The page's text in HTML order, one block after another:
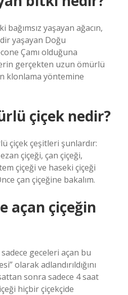
yaşayan ağacın,
yaşayan Doğu
Çamı olduğuna
gerçekten uzun ömürlü
klonlama yöntemine
çiçek nedir?
çiçek çeşitleri şunlardır:
çiçeği, çan çiçeği,
çiçeği ve haseki çiçeği
çan çiçeğine bakalım.
açan çiçeğin
geceleri açan bu
olarak adlandırıldığını
sonra sadece 4 saat
hiçbir çiçekçide